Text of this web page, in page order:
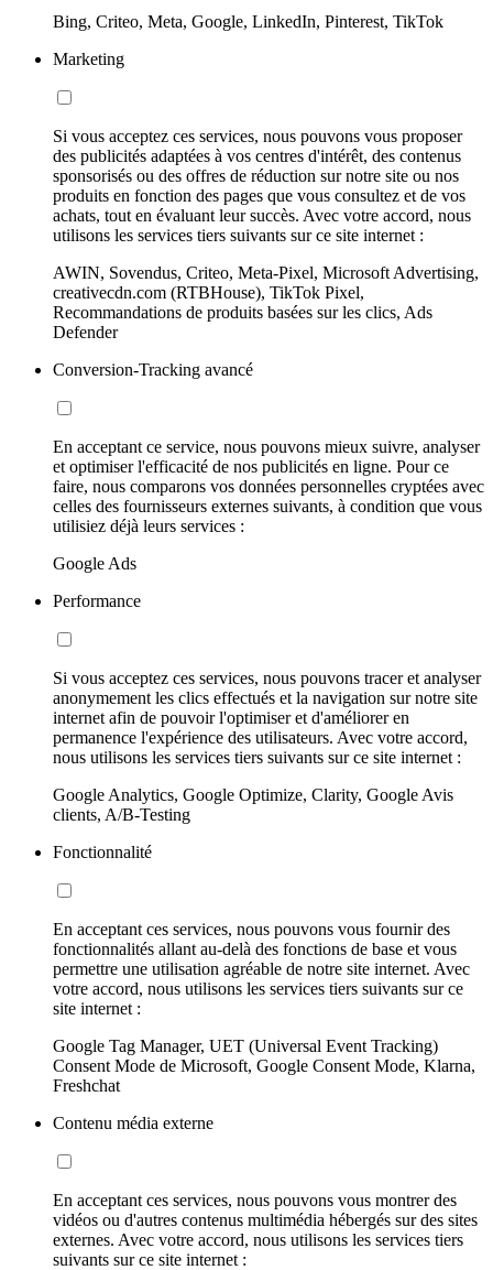
Bing, Criteo, Meta, Google, LinkedIn, Pinterest, TikTok
Marketing
Si vous acceptez ces services, nous pouvons vous proposer
des publicités adaptées à vos centres d'intérêt, des contenus
sponsorisés ou des offres de réduction sur notre site ou nos
produits en fonction des pages que vous consultez et de vos
achats, tout en évaluant leur succès. Avec votre accord, nous
utilisons les services tiers suivants sur ce site internet :
AWIN, Sovendus, Criteo, Meta-Pixel, Microsoft Advertising,
creativecdn.com (RTBHouse), TikTok Pixel,
Recommandations de produits basées sur les clics, Ads
Defender
Conversion-Tracking avancé
En acceptant ce service, nous pouvons mieux suivre, analyser
et optimiser l'efficacité de nos publicités en ligne. Pour ce
faire, nous comparons vos données personnelles cryptées avec
celles des fournisseurs externes suivants, à condition que vous
utilisiez déjà leurs services :
Google Ads
Performance
Si vous acceptez ces services, nous pouvons tracer et analyser
anonymement les clics effectués et la navigation sur notre site
internet afin de pouvoir l'optimiser et d'améliorer en
permanence l'expérience des utilisateurs. Avec votre accord,
nous utilisons les services tiers suivants sur ce site internet :
Google Analytics, Google Optimize, Clarity, Google Avis
clients, A/B-Testing
Fonctionnalité
En acceptant ces services, nous pouvons vous fournir des
fonctionnalités allant au-delà des fonctions de base et vous
permettre une utilisation agréable de notre site internet. Avec
votre accord, nous utilisons les services tiers suivants sur ce
site internet :
Google Tag Manager, UET (Universal Event Tracking)
Consent Mode de Microsoft, Google Consent Mode, Klarna,
Freshchat
Contenu média externe
En acceptant ces services, nous pouvons vous montrer des
vidéos ou d'autres contenus multimédia hébergés sur des sites
externes. Avec votre accord, nous utilisons les services tiers
suivants sur ce site internet :